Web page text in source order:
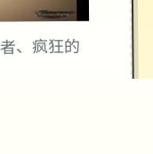
、疯狂的